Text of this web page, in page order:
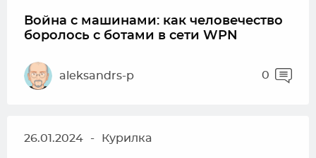
Война с машинами: как человечество
боролось с ботами в сети WPN
aleksandrs-p 0
26.01.2024 - Курилка